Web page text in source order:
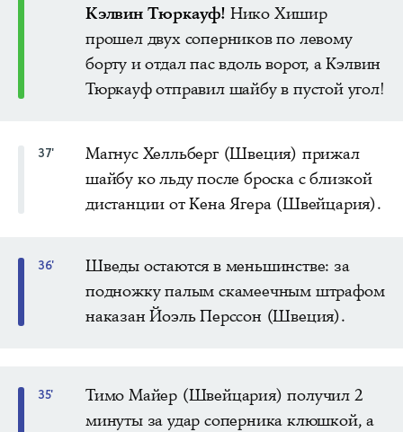
Кэлвин Тюркауф! Нико Хишир
прошел двух соперников по левому
борту и отдал пас вдоль ворот, а Кэлвин
Тюркауф отправил шайбу в пустой угол!
37'
Магнус Хелльберг (Швеция) прижал
шайбу ко льду после броска с близкой
дистанции от Кена Ягера (Швейцария).
36'
Шведы остаются в меньшинстве: за
подножку палым скамеечным штрафом
наказан Йоэль Перссон (Швеция).
35'
Тимо Майер (Швейцария) получил 2
минуты за удар соперника клюшкой, а